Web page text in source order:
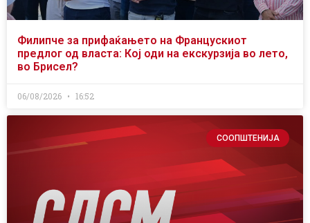
Филипче за прифаќањето на Францускиот
предлог од власта: Кој оди на екскурзија во лето,
во Брисел?
06/08/2026 16:52
СООПШТЕНИЈА